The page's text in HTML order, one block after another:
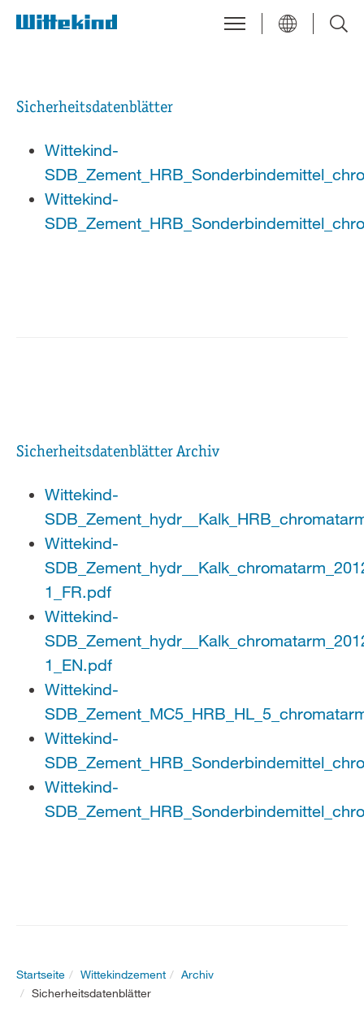
Sicherheitsdatenblätter
Wittekind-
Wittekind-
Sicherheitsdatenblätter Archiv
Wittekind-
Wittekind-
1_FR.pdf
Wittekind-
1_EN.pdf
Wittekind-
Wittekind-
Wittekind-
Startseite Wittekindzement
Archiv
Sicherheitsdatenblätter